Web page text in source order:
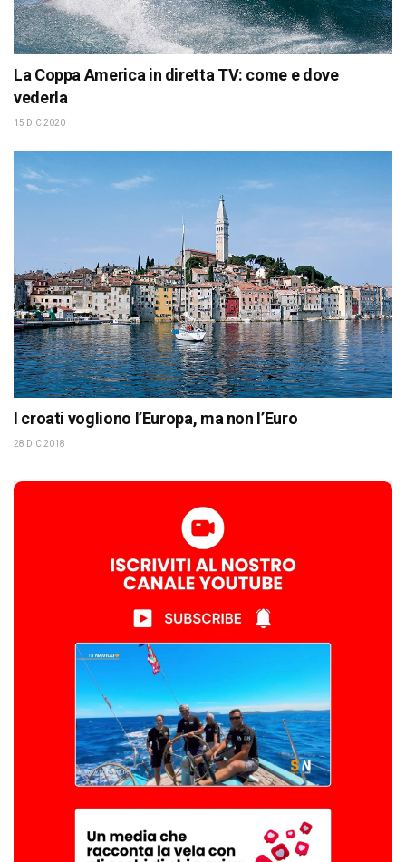
La Coppa America in diretta TV: come e dove
vederla
15 DIC 2020
I croati vogliono l’Europa, ma non l’Euro
28 DIC 2018